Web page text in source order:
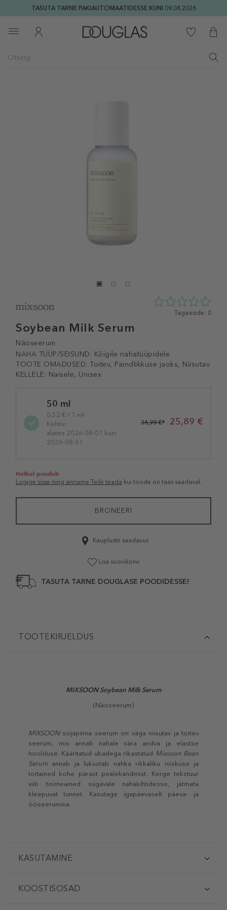
TASUTA TARNE PAKIAUTOMAATIDESSE KUNI 09.08.2026
Soybean Milk Serum
Näoseerum
NAHA TÜÜP/SEISUND: Kõigile nahatüüpidele
TOOTE OMADUSED: Toitev, Paindlikkuse jaoks, Niisutav
KELLELE: Naisele, Unisex
0
Tagasiside: 0
variation50 ml
0,52 € / 1 ml
Kehtiv:
alates 2026-08-01 kuni
2026-08-31
25,89 €
36,99 €*
Hetkel puudub
Logige sisse ning anname Teile teada kui toode on taas saadaval.
BRONEERI
Kaupluste saadavus
Lisa soovikorvi
TASUTA TARNE DOUGLASE POODIDESSE!
TOOTEKIRJELDUS
MIXSOON Soybean Milk Serum
(Näoseerum)
MIXSOONsojapiima seerum on väga niisutav ja toitev
seerum, mis annab nahale sära andva ja elastse
hoolduse. Kääritatud ubadega rikastatud Mixsoon Bean
Serumannab ja lukustab nahka rikkaliku niiskuse ja
toitained kohe pärast pealekandmist. Kerge tekstuur
viib toimeained sügavale nahakihtidesse, jätmata
kleepuvat tunnet. Kasutage igapäevaselt päeva- ja
ööseerumina.
KASUTAMINE
KOOSTISOSAD